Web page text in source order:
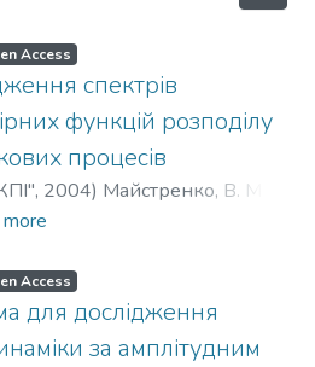
Access
спектрів
функцій розподілу
процесів
, 2004) Майстренко, В. М.
V. N.
Access
для дослідження
за амплітудним